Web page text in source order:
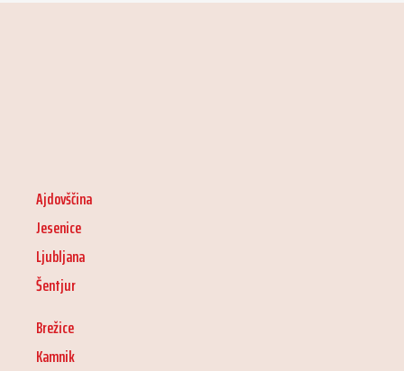
Ajdovščina
Jesenice
Ljubljana
Šentjur
Brežice
Kamnik